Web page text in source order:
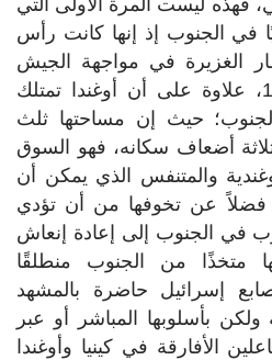
فهذه ليست المرة الأولى التي
في الجنوب إذ إنها كانت رأس
الغزيرة في مواجهة الجيش
السوداني في العام 1997، علاوة على أن أوغندا تمتلك
حيث إن مساحتها ثلث
أضعاف سكانه، فهو السوق
والمتنفس الذي يمكن أن
فضلاً عن تخوفها من أن تؤدي
في الجنوب إلى إعادة إنعاش
متخذًا من الجنوب منطلقًا
إسرائيل حاضرة بالمشهد
بأسلوبها المباشر أو عبر
الأفارقة في كينيا وأوغندا